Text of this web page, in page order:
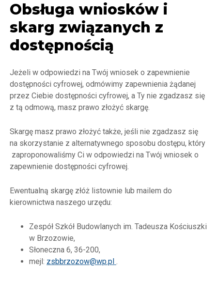
Obsługa wniosków i
skarg związanych z
dostępnością
Jeżeli w odpowiedzi na Twój wniosek o zapewnienie
dostępności cyfrowej, odmówimy zapewnienia żądanej
przez Ciebie dostępności cyfrowej, a Ty nie zgadzasz się
z tą odmową, masz prawo złożyć skargę.
Skargę masz prawo złożyć także, jeśli nie zgadzasz się
na skorzystanie z alternatywnego sposobu dostępu, który
zaproponowaliśmy Ci w odpowiedzi na Twój wniosek o
zapewnienie dostępności cyfrowej.
Ewentualną skargę złóż listownie lub mailem do
kierownictwa naszego urzędu:
Zespół Szkół Budowlanych im. Tadeusza Kościuszki
w Brzozowie,
Słoneczna 6, 36-200,
mejl: zsbbrzozow@wp.pl .